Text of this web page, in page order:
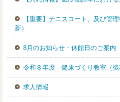
【重要】テニスコート、及び管
新）
8月のお知らせ・休館日のご案内
令和８年度 健康づくり教室（後
求人情報